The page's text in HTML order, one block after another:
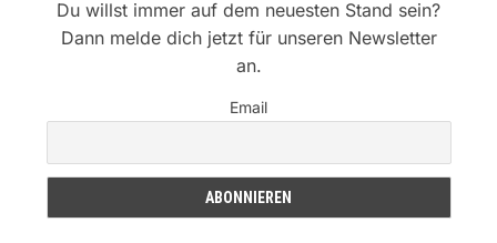
Du willst immer auf dem neuesten Stand sein?
Dann melde dich jetzt für unseren Newsletter
an.
Email